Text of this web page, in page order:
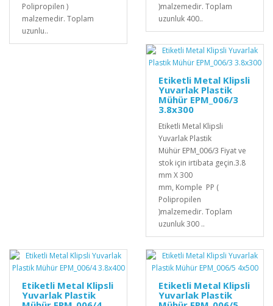
Polipropilen )
malzemedir. Toplam
uzunlu..
)malzemedir. Toplam
uzunluk 400..
Etiketli Metal Klipsli
Yuvarlak Plastik
Mühür EPM_006/3
3.8x300
Etiketli Metal Klipsli
Yuvarlak Plastik
Mühür EPM_006/3 Fiyat ve
stok için irtibata geçin.3.8
mm X 300
mm, Komple PP (
Polipropilen
)malzemedir. Toplam
uzunluk 300 ..
Etiketli Metal Klipsli
Yuvarlak Plastik
Etiketli Metal Klipsli
Yuvarlak Plastik